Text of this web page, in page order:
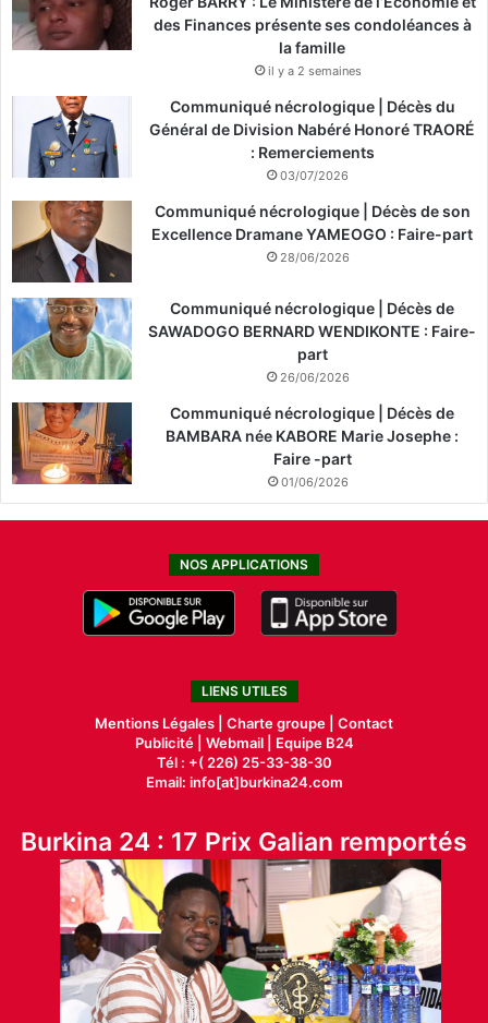
des Finances présente ses condoléances à
la famille
il y a 2 semaines
Communiqué nécrologique | Décès du
Général de Division Nabéré Honoré TRAORÉ
: Remerciements
03/07/2026
Communiqué nécrologique | Décès de son
Excellence Dramane YAMEOGO : Faire-part
28/06/2026
Communiqué nécrologique | Décès de
SAWADOGO BERNARD WENDIKONTE : Faire-
part
26/06/2026
Communiqué nécrologique | Décès de
BAMBARA née KABORE Marie Josephe :
Faire -part
01/06/2026
NOS APPLICATIONS
LIENS UTILES
Mentions Légales | Charte groupe | Contact
Publicité| Webmail |
Equipe B24
Tél : +( 226) 25-33-38-30
Email: info[at]burkina24.com
Burkina 24 : 17 Prix Galian remportés